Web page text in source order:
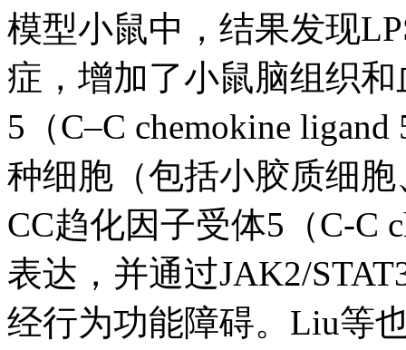
模型小鼠中，结果发现
症，增加了小鼠脑组织
5（C–C chemokine
种细胞（包括小胶质细
CC趋化因子受体5（C-C
表达，并通过JAK2/
经行为功能障碍。Liu等